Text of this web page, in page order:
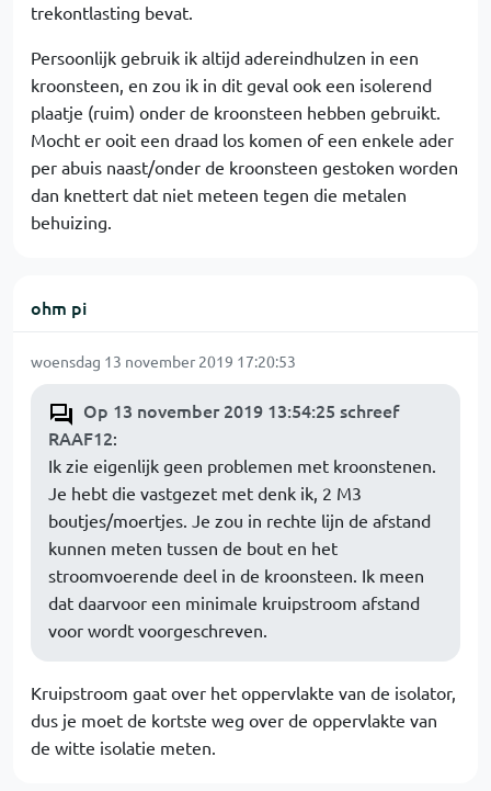
trekontlasting bevat.
Persoonlijk gebruik ik altijd adereindhulzen in een
kroonsteen, en zou ik in dit geval ook een isolerend
plaatje (ruim) onder de kroonsteen hebben gebruikt.
Mocht er ooit een draad los komen of een enkele ader
per abuis naast/onder de kroonsteen gestoken worden
dan knettert dat niet meteen tegen die metalen
behuizing.
ohm pi
woensdag 13 november 2019 17:20:53
Op 13 november 2019 13:54:25 schreef
RAAF12:
Ik zie eigenlijk geen problemen met kroonstenen.
Je hebt die vastgezet met denk ik, 2 M3
boutjes/moertjes. Je zou in rechte lijn de afstand
kunnen meten tussen de bout en het
stroomvoerende deel in de kroonsteen. Ik meen
dat daarvoor een minimale kruipstroom afstand
voor wordt voorgeschreven.
Kruipstroom gaat over het oppervlakte van de isolator,
dus je moet de kortste weg over de oppervlakte van
de witte isolatie meten.